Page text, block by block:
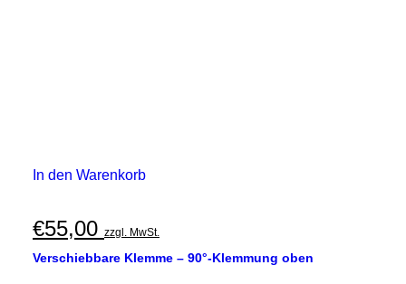
In den Warenkorb
€55,00 zzgl. MwSt.
Verschiebbare Klemme – 90°-Klemmung oben